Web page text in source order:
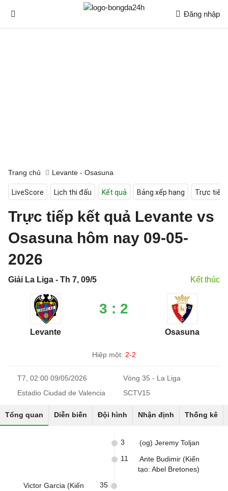
Đăng nhập
Trang chủ Levante - Osasuna
LiveScore Lịch thi đấu Kết quả Bảng xếp hạng Trực tiếp
Trực tiếp kết quả Levante vs
Osasuna hôm nay 09-05-
2026
Giải La Liga - Th 7, 09/5 Kết thúc
Levante
3 : 2
Osasuna
Hiệp một: 2-2
T7, 02:00 09/05/2026
Vòng 35 - La Liga
Estadio Ciudad de Valencia
SCTV15
Tổng quan Diễn biến Đội hình Nhận định Thống kê
(og) Jeremy Toljan
3
Ante Budimir (Kiến
tạo: Abel Bretones)
11
Victor Garcia (Kiến
35